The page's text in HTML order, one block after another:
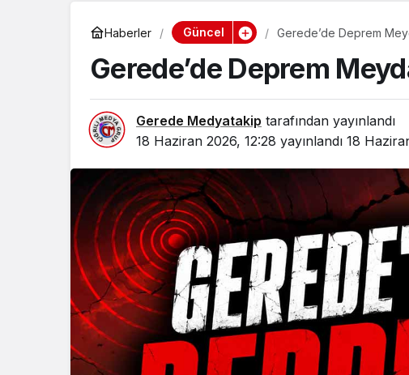
Haberler Güncel Gerede’de Deprem
Gerede’de Deprem
Gerede Medyatakip tarafından yayınlandı
18 Haziran 2026, 12:28 yayınlandı 18
Güncel
Gerede’nin İlçe
Müdürü Değişti:
Müdür Göreve